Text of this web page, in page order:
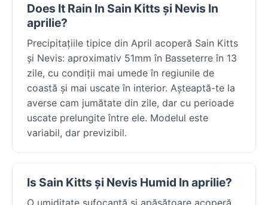
Does It Rain In Sain Kitts și Nevis In
aprilie?
Precipitațiile tipice din April acoperă Sain Kitts
și Nevis: aproximativ 51mm în Basseterre în 13
zile, cu condiții mai umede în regiunile de
coastă și mai uscate în interior. Așteaptă-te la
averse cam jumătate din zile, dar cu perioade
uscate prelungite între ele. Modelul este
variabil, dar previzibil.
Is Sain Kitts și Nevis Humid In aprilie?
O umiditate sufocantă și apăsătoare acoperă